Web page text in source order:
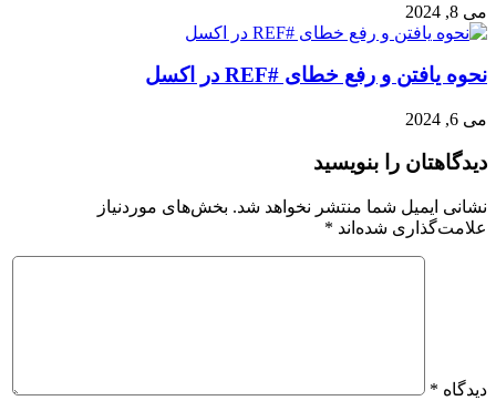
می 8, 2024
نحوه یافتن و رفع خطای #REF در اکسل
می 6, 2024
دیدگاهتان را بنویسید
نشانی ایمیل شما منتشر نخواهد شد. بخش‌های موردنیاز
علامت‌گذاری شده‌اند *
دیدگاه *